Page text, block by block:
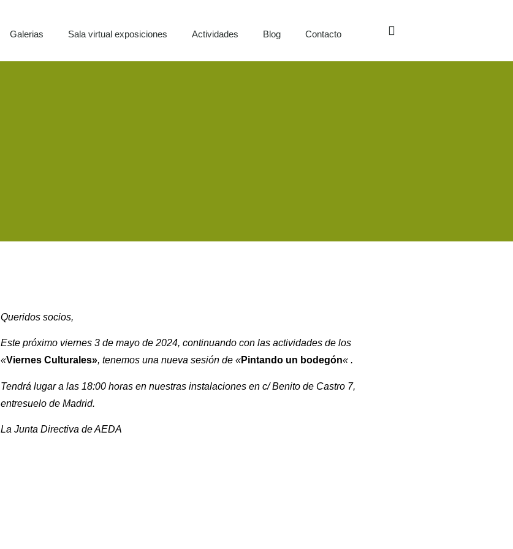
Galerias Sala virtual exposiciones Actividades Blog Contacto
Queridos socios,
Este próximo viernes 3 de mayo de 2024, continuando con las actividades de los
«Viernes Culturales», tenemos una nueva sesión de «Pintando un bodegón« .
Tendrá lugar a las 18:00 horas en nuestras instalaciones en c/ Benito de Castro 7,
entresuelo de Madrid.
La Junta Directiva de AEDA